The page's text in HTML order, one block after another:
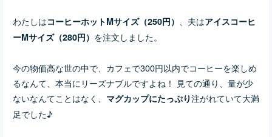
わたしはコーヒーホットMサイズ（250円） 、夫はアイスコーヒ
ーMサイズ（280円） を注文しました。
今の物価高な世の中で、カフェで300円以内でコーヒーを楽しめ
るなんて、本当にリーズナブルですよね！ 見ての通り、量が少
ないなんてことはなく、 マグカップにたっぷり注がれていて大満
足でした♪